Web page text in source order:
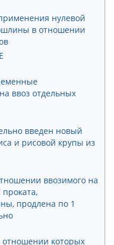
нулевой
в отношении
ввоз отдельных
введен новый
и рисовой крупы из
ввозимого на
продлена по 1
которых